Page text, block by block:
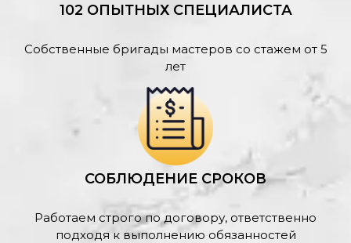
102 ОПЫТНЫХ СПЕЦИАЛИСТА
Собственные бригады мастеров со стажем от 5
лет
СОБЛЮДЕНИЕ СРОКОВ
Работаем строго по договору, ответственно
подходя к выполнению обязанностей